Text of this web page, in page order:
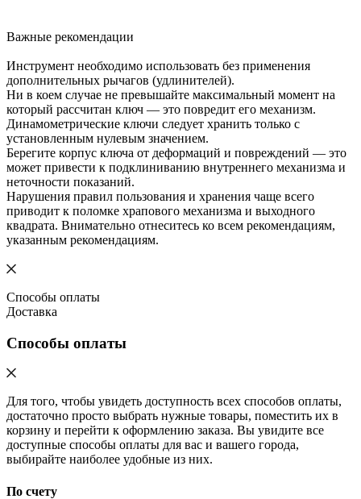
Важные рекомендации
Инструмент необходимо использовать без применения
дополнительных рычагов (удлинителей).
Ни в коем случае не превышайте максимальный момент на
который рассчитан ключ — это повредит его механизм.
Динамометрические ключи следует хранить только с
установленным нулевым значением.
Берегите корпус ключа от деформаций и повреждений — это
может привести к подклиниванию внутреннего механизма и
неточности показаний.
Нарушения правил пользования и хранения чаще всего
приводит к поломке храпового механизма и выходного
квадрата. Внимательно отнеситесь ко всем рекомендациям,
указанным рекомендациям.
Способы оплаты
Доставка
Способы оплаты
Для того, чтобы увидеть доступность всех способов оплаты,
достаточно просто выбрать нужные товары, поместить их в
корзину и перейти к оформлению заказа. Вы увидите все
доступные способы оплаты для вас и вашего города,
выбирайте наиболее удобные из них.
По счету